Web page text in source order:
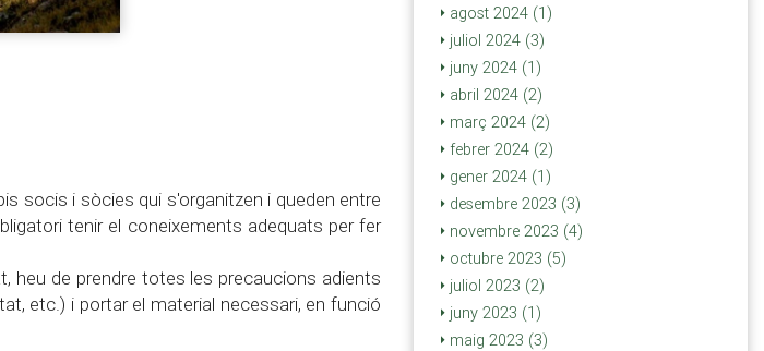
socis i sòcies qui s'organitzen i queden entre
tenir el coneixements adequats per fer
heu de prendre totes les precaucions adients
etc.) i portar el material necessari, en funció
agost 2024 (1)
juliol 2024 (3)
juny 2024 (1)
abril 2024 (2)
març 2024 (2)
febrer 2024 (2)
gener 2024 (1)
desembre 2023 (3)
novembre 2023 (4)
octubre 2023 (5)
juliol 2023 (2)
juny 2023 (1)
maig 2023 (3)